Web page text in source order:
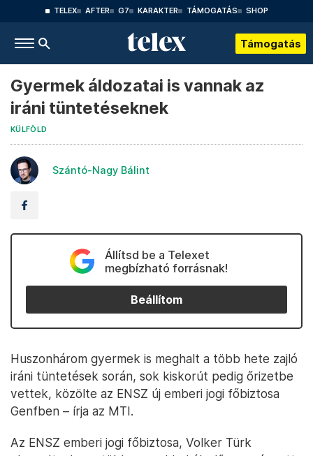
TELEX AFTER G7 KARAKTER TÁMOGATÁS SHOP
Támogatás
Gyermek áldozatai is vannak az
iráni tüntetéseknek
KÜLFÖLD
Szántó-Nagy Bálint
Állítsd be a Telexet
megbízható forrásnak!
Beállítom
Huszonhárom gyermek is meghalt a több hete zajló
iráni tüntetések során, sok kiskorút pedig őrizetbe
vettek, közölte az ENSZ új emberi jogi főbiztosa
Genfben – írja az MTI.
Az ENSZ emberi jogi főbiztosa, Volker Türk